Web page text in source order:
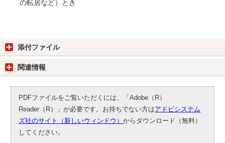
の転居など）とき
添付ファイル
関連情報
PDFファイルをご覧いただくには、「Adobe（R）
Reader（R）」が必要です。お持ちでない方はアドビシステム
ズ社のサイト（新しいウィンドウ）からダウンロード（無料）
してください。